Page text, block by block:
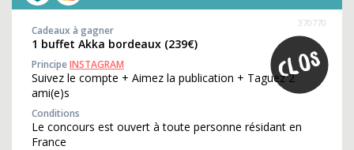
370770
Cadeaux à gagner
1 buffet Akka bordeaux (239€)
PrincipeINSTAGRAM
Suivez le compte + Aimez la publication + Taguez 2
ami(e)s
Conditions
Le concours est ouvert à toute personne résidant en
France